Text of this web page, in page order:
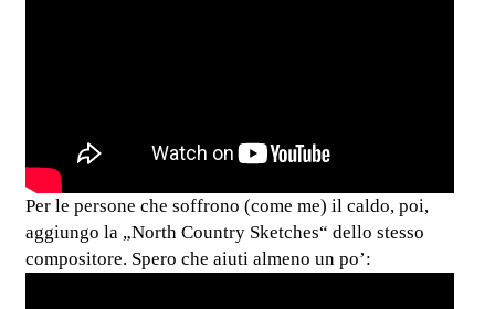
Per le persone che soffrono (come me) il caldo, poi,
aggiungo la „North Country Sketches“ dello stesso
compositore. Spero che aiuti almeno un po’: